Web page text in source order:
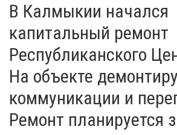
В Калмыкии начался
капитальный ремонт
Республиканского
На объекте
коммуникации и
Ремонт планируется